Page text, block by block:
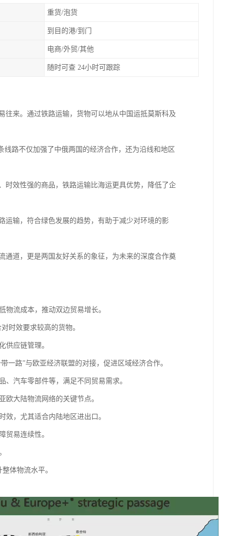
重货/泡货
到目的港/到门
电商/外贸/其他
随时可查 24小时可跟踪
往来。通过铁路运输，货物可以地从中国运抵莫斯科及
路不仅加强了中俄两国的经济合作，还为沿线和地区
时效性强的商品，铁路运输比海运更具优势，降低了企
运输，符合绿色发展的趋势，有助于减少对环境的影
通道，更是两国友好关系的象征，为未来的深度合作奠
物流成本，推动双边贸易增长。
时效要求较高的货物。
供应链管理。
一路”与欧亚经济联盟的对接，促进区域经济合作。
汽车零部件等，满足不同贸易需求。
欧大陆物流网络的关键节点。
效，尤其适合内陆地区进出口。
贸易连续性。
体物流水平。